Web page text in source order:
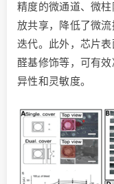
精度的微通道、微
放共享，降低了微
迭代。此外，芯片表
醛基修饰等，可有
异性和灵敏度。